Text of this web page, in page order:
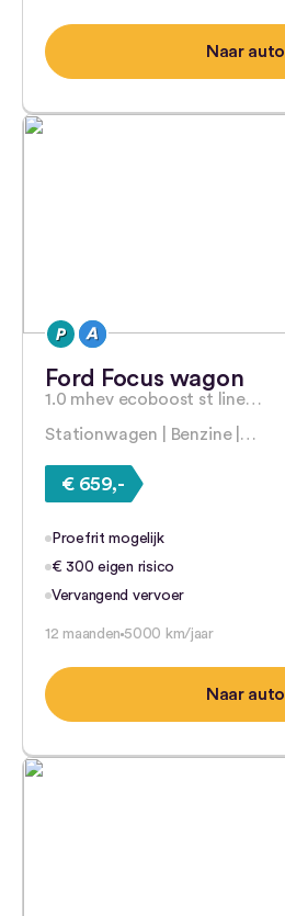
Naar auto
Ford Focus wagon
1.0 mhev ecoboost st line…
Stationwagen | Benzine |…
€ 659,-
Proefrit mogelijk
€ 300 eigen risico
Vervangend vervoer
12 maanden 5000 km/jaar
Naar auto